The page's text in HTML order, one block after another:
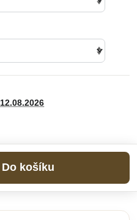
12.08.2026
Do košíku